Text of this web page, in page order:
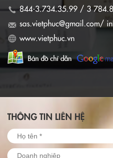
844-3.734.35.99 / 3
sas.vietphuc@gmail.com/
www.vietphuc.vn
THÔNG TIN LIÊN HỆ